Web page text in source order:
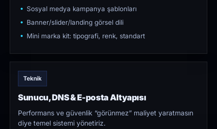
Sosyal medya kampanya şablonları
Banner/slider/landing görsel dili
Mini marka kit: tipografi, renk, standart
Teknik
Sunucu, DNS & E-posta Altyapısı
Performans ve güvenlik “görünmez” maliyet yaratmasın
diye temel sistemi yönetiriz.